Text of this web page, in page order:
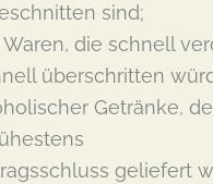
sind;
die schnell
überschritten
Getränke,
geliefert